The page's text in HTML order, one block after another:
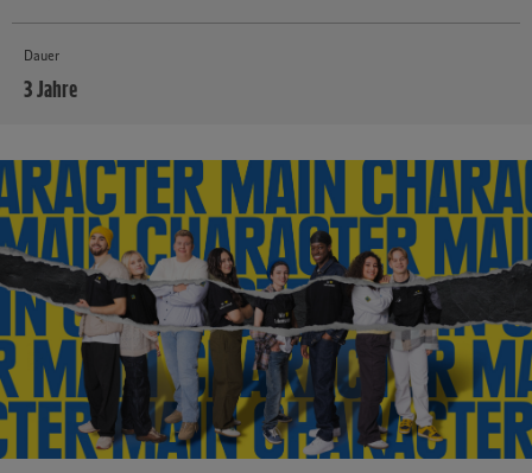
Dauer
3 Jahre